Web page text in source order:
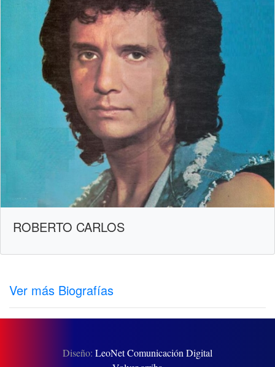
ROBERTO CARLOS
Ver más Biografías
Diseño: LeoNet Comunicación Digital